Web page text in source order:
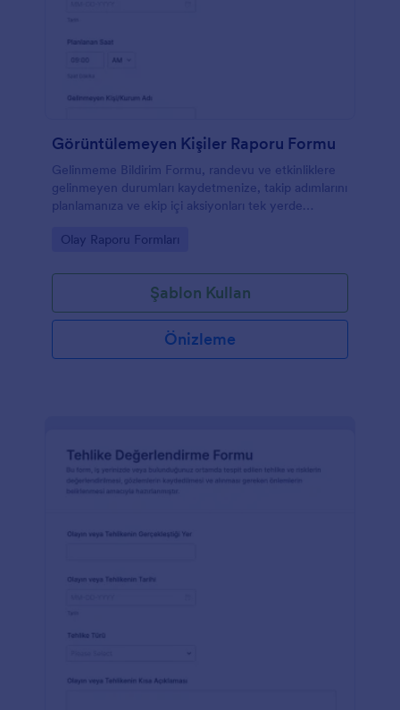
Görüntülemeyen Kişiler Raporu Formu
Gelinmeme Bildirim Formu, randevu ve etkinliklere
gelinmeyen durumları kaydetmenize, takip adımlarını
planlamanıza ve ekip içi aksiyonları tek yerde
Go to Category:
Olay Raporu Formları
Şablon Kullan
Önizleme